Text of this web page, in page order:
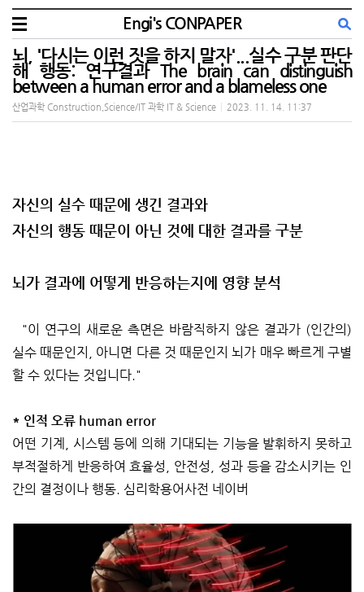
Engi's CONPAPER
뇌, '다시는 이런 짓을 하지 말자'...실수 구분 판단
해 행동: 연구결과 The brain can distinguish
between a human error and a blameless one
산업과학 Construction,Science/IT 과학 IT & Science 2023. 11. 14. 11:37
자신의 실수 때문에 생긴 결과와
자신의 행동 때문이 아닌 것에 대한 결과를 구분
뇌가 결과에 어떻게 반응하는지에 영향 분석
"이 연구의 새로운 측면은 바람직하지 않은 결과가 (인간의)
실수 때문인지, 아니면 다른 것 때문인지 뇌가 매우 빠르게 구별
할 수 있다는 것입니다."
* 인적 오류 human error
어떤 기계, 시스템 등에 의해 기대되는 기능을 발휘하지 못하고
부적절하게 반응하여 효율성, 안전성, 성과 등을 감소시키는 인
간의 결정이나 행동. 심리학용어사전 네이버